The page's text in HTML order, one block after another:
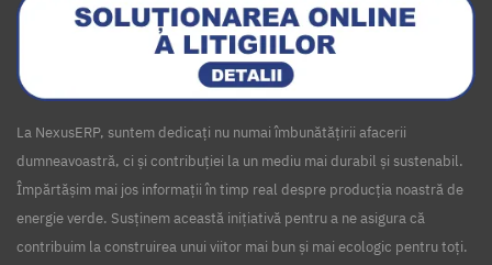
La NexusERP, suntem dedicați nu numai îmbunătățirii afacerii
dumneavoastră, ci și contribuției la un mediu mai durabil și sustenabil.
Împărtășim mai jos informații în timp real despre producția noastră de
energie verde. Susținem această inițiativă pentru a ne asigura că
contribuim la construirea unui viitor mai bun și mai ecologic pentru toți.